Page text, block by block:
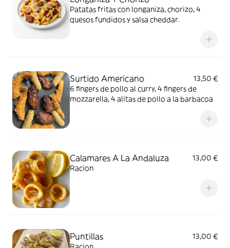
Patatas fritas con longaniza, chorizo, 4
quesos fundidos y salsa cheddar.
Surtido Americano
13,50 €
6 fingers de pollo al curry, 4 fingers de
mozzarella, 4 alitas de pollo a la barbacoa
Calamares A La Andaluza
13,00 €
Racion
Puntillas
13,00 €